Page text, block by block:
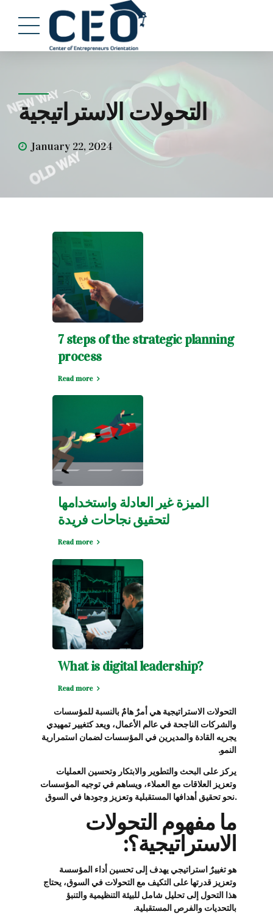
التحولات الاستراتيجية
January 22, 2024
7 steps of the strategic planning
process
Read more
الميزة غير العادلة واستخدامها
لتحقيق نجاحات فريدة
Read more
What is digital leadership?
Read more
التحولات الاستراتيجية هي أمرٌ هامٌ بالنسبة للمؤسسات
والشركات الناجحة في عالم الأعمال، ويعد كتغيير تمهيدي
يجريه القادة والمديرين في المؤسسات لضمان استمرارية
النمو.
يركز على البحث والتطوير والابتكار وتحسين العمليات
وتعزيز العلاقات مع العملاء، ويساهم في توجيه المؤسسات
نحو تحقيق أهدافها المستقبلية وتعزيز وجودها في السوق.
ما مفهوم التحولات
الاستراتيجية؟:
هو تغييرٌ استراتيجي يهدف إلى تحسين أداء المؤسسة
وتعزيز قدرتها على التكيف مع التحولات في السوق، يحتاج
هذا التحول إلى تحليل شامل للبيئة التنظيمية والتنبؤ
بالتحديات والفرص المستقبلية.